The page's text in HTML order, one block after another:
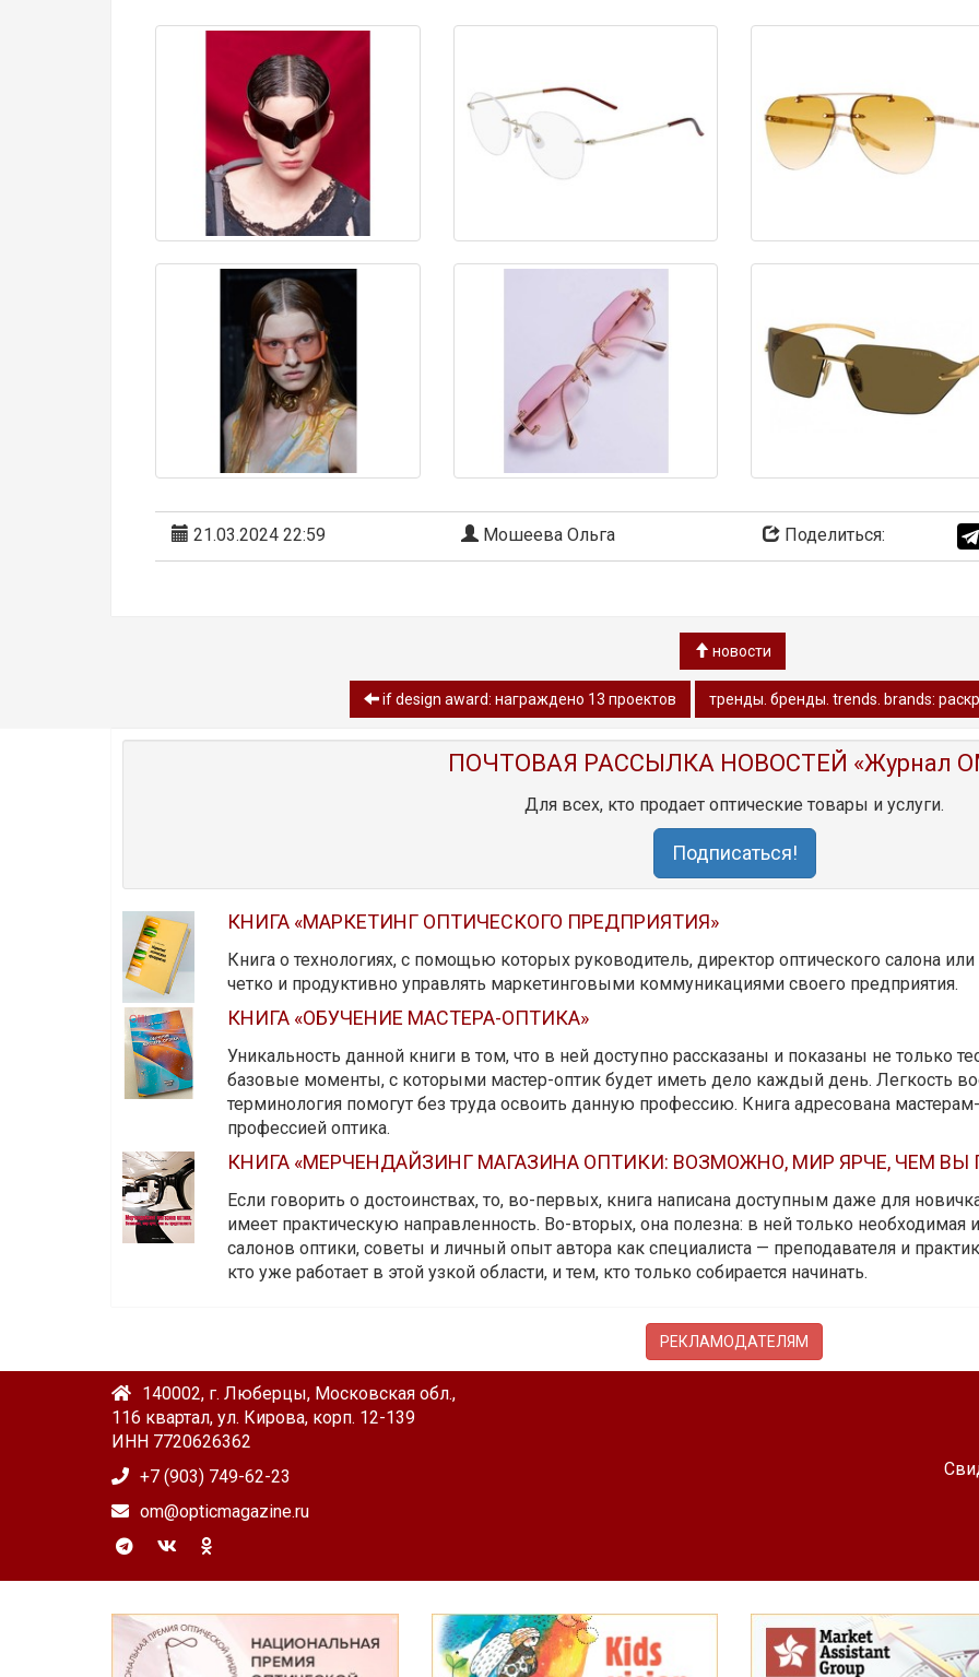
21.03.2024 22:59 Мошеева Ольга Поделиться:
новости
if design award: награждено 13 проектов тренды. бренды. trends. brands:
ПОЧТОВАЯ РАССЫЛКА НОВОСТЕЙ «Журнал
Для всех, кто продает оптические товары и услуги.
Подписаться!
КНИГА «МАРКЕТИНГ ОПТИЧЕСКОГО ПРЕДПРИЯТИЯ»
Книга о технологиях, с помощью которых руководитель, директор оптического салона
четко и продуктивно управлять маркетинговыми коммуникациями своего предприятия.
КНИГА «ОБУЧЕНИЕ МАСТЕРА-ОПТИКА»
Уникальность данной книги в том, что в ней доступно рассказаны и показаны не только
базовые моменты, с которыми мастер-оптик будет иметь дело каждый день. Легкость
терминология помогут без труда освоить данную профессию. Книга адресована
профессией оптика.
КНИГА «МЕРЧЕНДАЙЗИНГ МАГАЗИНА ОПТИКИ: ВОЗМОЖНО, МИР ЯРЧЕ, ЧЕМ ВЫ
Если говорить о достоинствах, то, во-первых, книга написана доступным даже для
имеет практическую направленность. Во-вторых, она полезна: в ней только необходимая
салонов оптики, советы и личный опыт автора как специалиста — преподавателя и
кто уже работает в этой узкой области, и тем, кто только собирается начинать.
РЕКЛАМОДАТЕЛЯМ
140002, г. Люберцы, Московская обл.,
116 квартал, ул. Кирова, корп. 12-139
ИНН 7720626362
+7 (903) 749-62-23
om@opticmagazine.ru